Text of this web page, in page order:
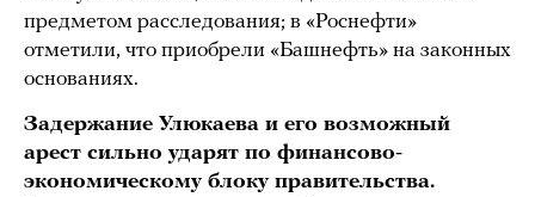
предметом расследования; в «Роснефти»
отметили, что приобрели «Башнефть» на законных
основаниях.
Задержание Улюкаева и его возможный
арест сильно ударят по финансово-
экономическому блоку правительства.